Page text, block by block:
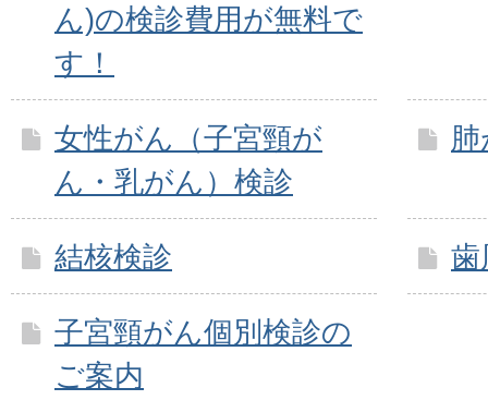
ん)の検診費用が無料で
す！
女性がん（子宮頸が
ん・乳がん）検診
結核検診 歯
子宮頸がん個別検診の
ご案内